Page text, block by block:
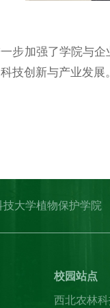
步加强了学院与
技创新与产业发展。
技大学植物保
校园站点
西北农林